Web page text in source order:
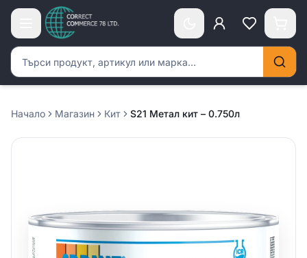
Търсене на продукти
Начало Магазин Кит S21 Метал кит – 0.750л